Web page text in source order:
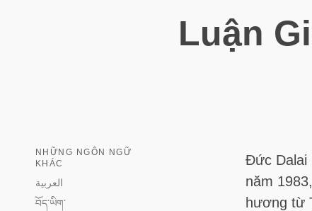
Luận
NHỮNG NGÔN NGỮ
KHÁC
العربية
བོད་ཡིག་
Đức Dalai
năm
hương từ